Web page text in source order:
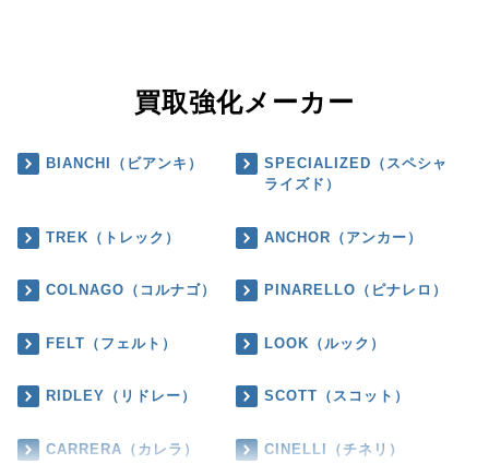
買取強化メーカー
BIANCHI（ビアンキ）
SPECIALIZED（スペシャ
ライズド）
TREK（トレック） ANCHOR（アンカー）
COLNAGO（コルナゴ） PINARELLO（ピナレロ）
FELT（フェルト） LOOK（ルック）
RIDLEY（リドレー） SCOTT（スコット）
CARRERA（カレラ） CINELLI（チネリ）